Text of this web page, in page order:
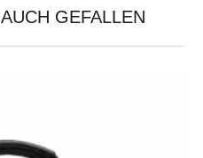
GEFALLEN